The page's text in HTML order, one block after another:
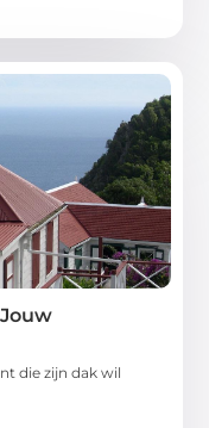
die zijn dak wil